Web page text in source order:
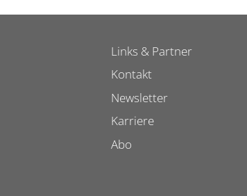
Links & Partner
Kontakt
Newsletter
Karriere
Abo